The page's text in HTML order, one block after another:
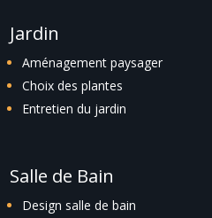
Jardin
Aménagement paysager
Choix des plantes
Entretien du jardin
Salle de Bain
Design salle de bain